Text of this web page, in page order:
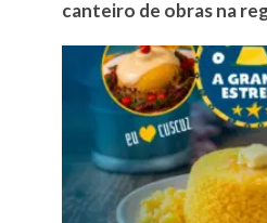
canteiro de obras na